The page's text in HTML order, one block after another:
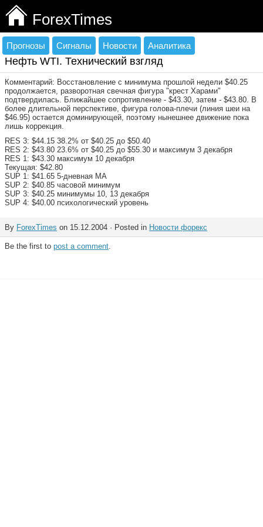
ForexTimes
Прогнозы Сигналы Новости Аналитика
Нефть WTI. Технический взгляд
Комментарий: Восстановление с минимума прошлой недели $40.25
продолжается, разворотная свечная фигура "крест Харами"
подтвердилась. Ближайшее сопротивление - $43.30, затем - $43.80. В
более длительной перспективе, фигура голова-плечи (линия шеи на
$46.95) остается доминирующей, поэтому нынешнее движение пока
лишь коррекция.
RES 3: $44.15 38.2% от $40.25 до $50.40
RES 2: $43.80 23.6% от $40.25 до $55.30 и максимум 3 декабря
RES 1: $43.30 максимум 10 декабря
Текущая: $42.80
SUP 1: $41.65 5-дневная МА
SUP 2: $40.85 часовой минимум
SUP 3: $40.25 минимумы 10, 13 декабря
SUP 4: $40.00 психологический уровень
By ForexTimes on 15.12.2004 · Posted in Новости форекс
Be the first to post a comment.